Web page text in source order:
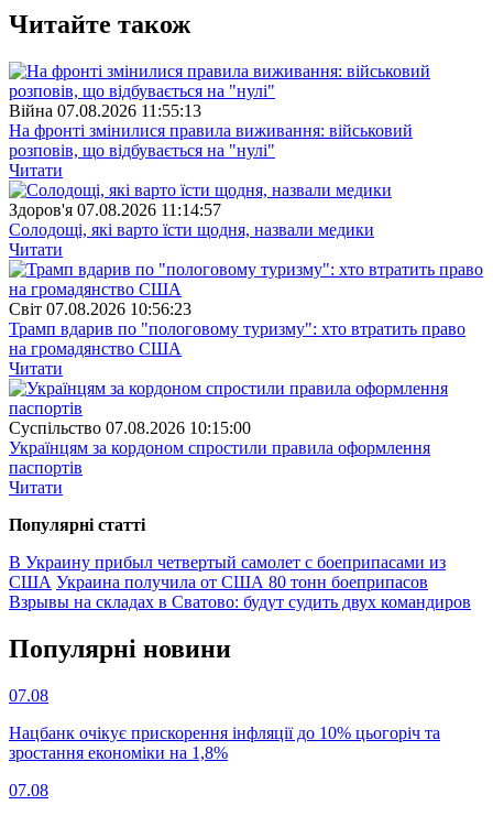
Читайте також
Війна 07.08.2026 11:55:13
На фронті змінилися правила виживання: військовий
розповів, що відбувається на "нулі"
Читати
Здоров'я 07.08.2026 11:14:57
Солодощі, які варто їсти щодня, назвали медики
Читати
Свiт 07.08.2026 10:56:23
Трамп вдарив по "пологовому туризму": хто втратить право
на громадянство США
Читати
Суспiльство 07.08.2026 10:15:00
Українцям за кордоном спростили правила оформлення
паспортів
Читати
Популярнi статтi
В Украину прибыл четвертый самолет с боеприпасами из
США Украина получила от США 80 тонн боеприпасов
Взрывы на складах в Сватово: будут судить двух командиров
Популярнi новини
07.08
Нацбанк очікує прискорення інфляції до 10% цьогоріч та
зростання економіки на 1,8%
07.08